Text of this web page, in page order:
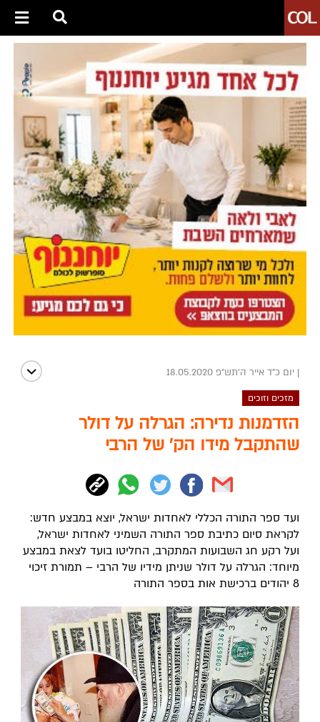
| יום כ"ד אייר ה׳תש״פ 18.05.2020
מזכים וזוכים
הזדמנות נדירה: הגרלה על דולר
שהתקבל מידו הק' של הרבי
ועד ספר התורה הכללי לאחדות ישראל, יוצא במבצע חדש:
לקראת סיום כתיבת ספר התורה השמיני לאחדות ישראל,
ועל רקע חג השבועות המתקרב, החליטו בועד לצאת במבצע
מיוחד: הגרלה על דולר שניתן מידיו של הרבי – תמורת זיכוי
8 יהודים ברכישת אות בספר התורה